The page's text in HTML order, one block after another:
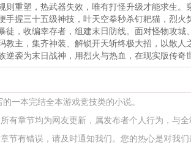
重塑，热武器失效，唯有打怪升级才能求生
三十五级神技，叶天空拳秒杀钉耙猫，烈火
，收编幸存者，组建末日防线。面对怪物攻
主，集齐神装、解锁开天斩终极大招，以散
袭为末日战神，用烈火与热血，在现实版传奇
一本完结全本游戏竞技类的小说。
有章节均为网友更新，属发布者个人行为，与全
节有错误，请及时通知我们。您的热心是对我们